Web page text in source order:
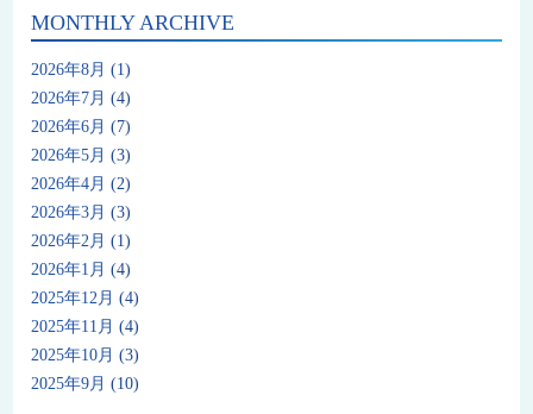
MONTHLY ARCHIVE
2026年8月 (1)
2026年7月 (4)
2026年6月 (7)
2026年5月 (3)
2026年4月 (2)
2026年3月 (3)
2026年2月 (1)
2026年1月 (4)
2025年12月 (4)
2025年11月 (4)
2025年10月 (3)
2025年9月 (10)